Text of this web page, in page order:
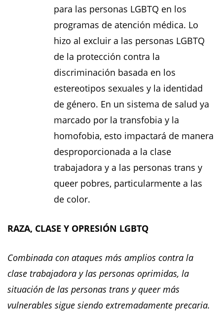
para las personas LGBTQ en los
programas de atención médica. Lo
hizo al excluir a las personas LGBTQ
de la protección contra la
discriminación basada en los
estereotipos sexuales y la identidad
de género. En un sistema de salud ya
marcado por la transfobia y la
homofobia, esto impactará de manera
desproporcionada a la clase
trabajadora y a las personas trans y
queer pobres, particularmente a las
de color.
RAZA, CLASE Y OPRESIÓN LGBTQ
Combinada con ataques más amplios contra la
clase trabajadora y las personas oprimidas, la
situación de las personas trans y queer más
vulnerables sigue siendo extremadamente precaria.